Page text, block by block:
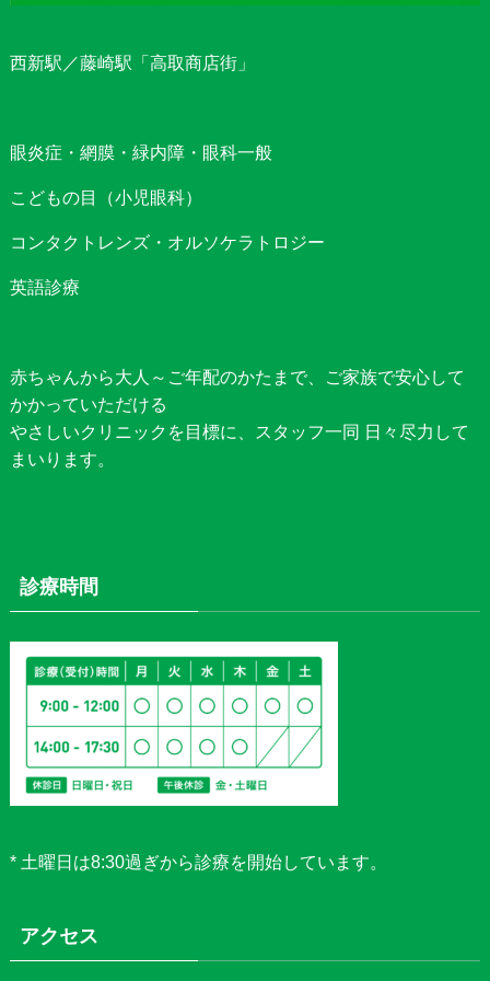
西新駅／藤崎駅「高取商店街」
眼炎症・網膜・緑内障・眼科一般
こどもの目（小児眼科）
コンタクトレンズ・オルソケラトロジー
英語診療
赤ちゃんから大人～ご年配のかたまで、ご家族で安心して
かかっていただける
やさしいクリニックを目標に、スタッフ一同 日々尽力して
まいります。
診療時間
* 土曜日は8:30過ぎから診療を開始しています。
アクセス